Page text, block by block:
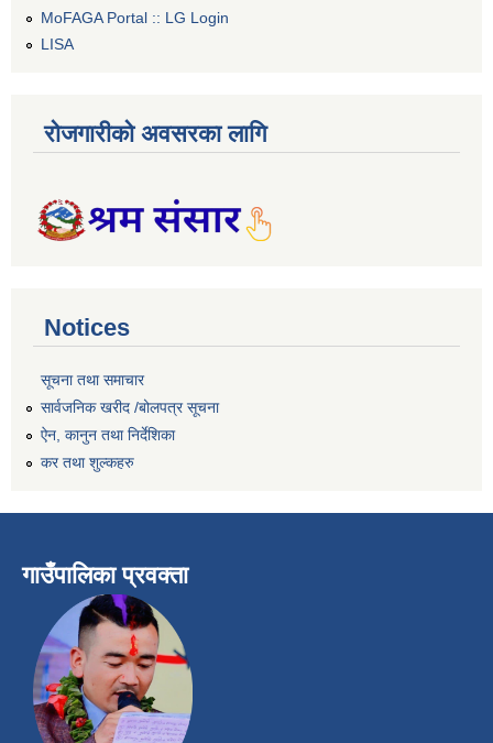
MoFAGA Portal :: LG Login
LISA
रोजगारीको अवसरका लागि
Notices
सूचना तथा समाचार
सार्वजनिक खरीद /बोलपत्र सूचना
ऐन, कानुन तथा निर्देशिका
कर तथा शुल्कहरु
गाउँपालिका प्रवक्ता